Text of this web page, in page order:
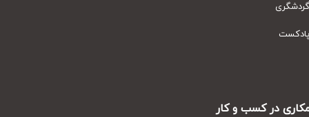
در کسب و کار